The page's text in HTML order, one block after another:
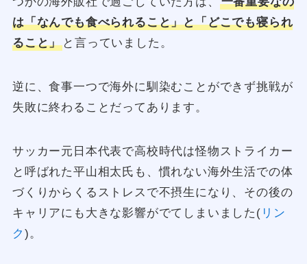
は「なんでも食べられること」と「どこでも寝られ
ること」 と言っていました。
逆に、食事一つで海外に馴染むことができず挑戦が
失敗に終わることだってあります。
サッカー元日本代表で高校時代は怪物ストライカー
と呼ばれた平山相太氏も、慣れない海外生活での体
づくりからくるストレスで不摂生になり、その後の
キャリアにも大きな影響がでてしまいました( リン
ク )。